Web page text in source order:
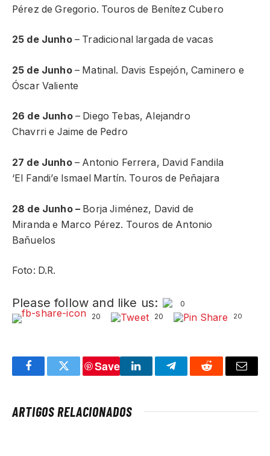
Pérez de Gregorio. Touros de Benítez Cubero
25 de Junho– Tradicional largada de vacas
25 de Junho– Matinal. Davis Espejón, Caminero e
Óscar Valiente
26 de Junho– Diego Tebas, Alejandro
Chavrri e Jaime de Pedro
27 de Junho– Antonio Ferrera, David Fandila
‘El Fandi’e Ismael Martín. Touros de Peñajara
28 de Junho – Borja Jiménez, David de
Miranda e Marco Pérez. Touros de Antonio
Bañuelos
Foto: D.R.
Please follow and like us:
0
20
20 20
FacebookTwitter
Save
LinkedInTelegramReddit Email
ARTIGOS RELACIONADOS